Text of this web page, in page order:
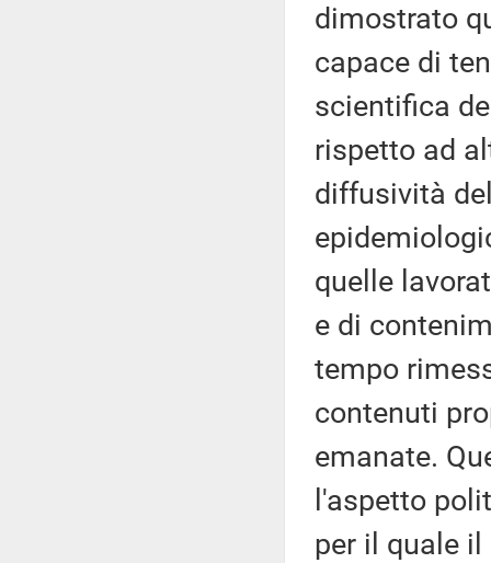
dimostrato
capace di
scientifica
rispetto ad
diffusività
quelle
e di
tempo
contenuti
emanate.
l'aspetto
per il quale